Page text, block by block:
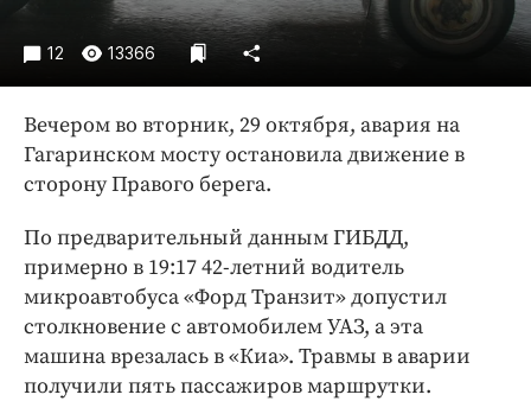
Издания
Медиаперсона
Интересное чтиво
Клиника года
Бренд года
Работодатель года
12 13366
Вечером во вторник, 29 октября, авария на
Гагаринском мосту остановила движение в
сторону Правого берега.
По предварительный данным ГИБДД,
примерно в 19:17 42-летний водитель
микроавтобуса «Форд Транзит» допустил
столкновение с автомобилем УАЗ, а эта
машина врезалась в «Киа». Травмы в аварии
получили пять пассажиров маршрутки.